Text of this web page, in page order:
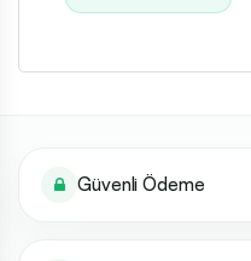
Güvenli Ödeme